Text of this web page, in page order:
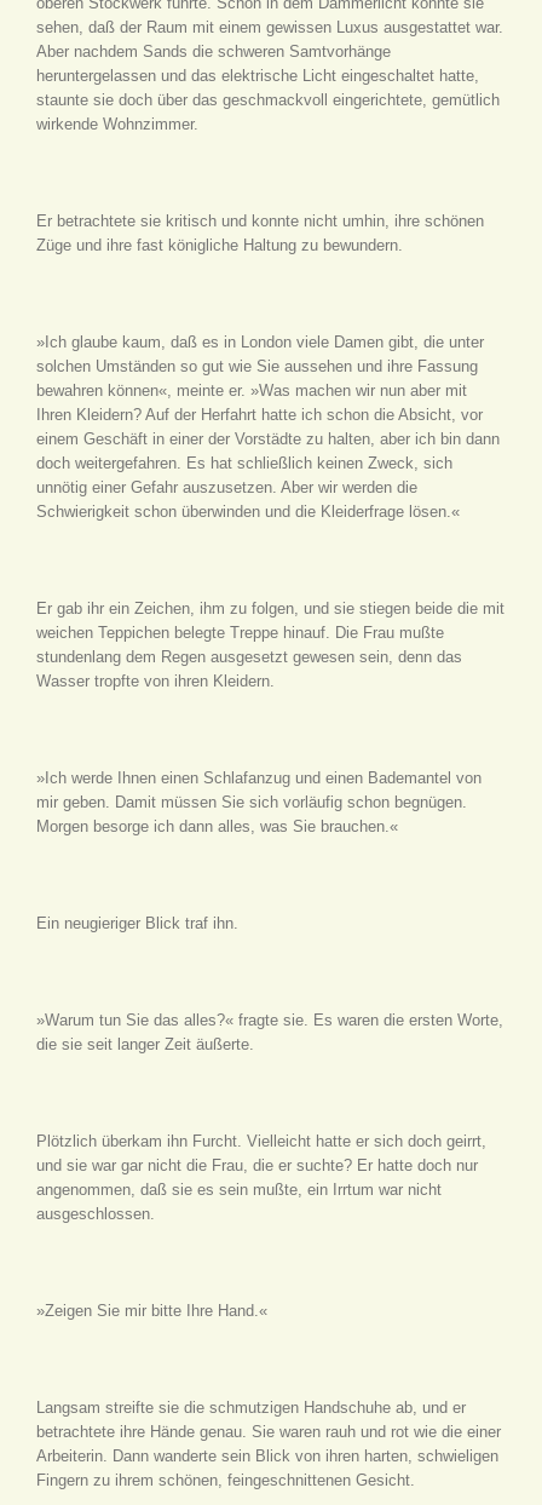
sehen, daß der Raum mit einem gewissen Luxus ausgestattet war.
Aber nachdem Sands die schweren Samtvorhänge
heruntergelassen und das elektrische Licht eingeschaltet hatte,
staunte sie doch über das geschmackvoll eingerichtete, gemütlich
wirkende Wohnzimmer.
Er betrachtete sie kritisch und konnte nicht umhin, ihre schönen
Züge und ihre fast königliche Haltung zu bewundern.
»Ich glaube kaum, daß es in London viele Damen gibt, die unter
solchen Umständen so gut wie Sie aussehen und ihre Fassung
bewahren können«, meinte er. »Was machen wir nun aber mit
Ihren Kleidern? Auf der Herfahrt hatte ich schon die Absicht, vor
einem Geschäft in einer der Vorstädte zu halten, aber ich bin dann
doch weitergefahren. Es hat schließlich keinen Zweck, sich
unnötig einer Gefahr auszusetzen. Aber wir werden die
Schwierigkeit schon überwinden und die Kleiderfrage lösen.«
Er gab ihr ein Zeichen, ihm zu folgen, und sie stiegen beide die mit
weichen Teppichen belegte Treppe hinauf. Die Frau mußte
stundenlang dem Regen ausgesetzt gewesen sein, denn das
Wasser tropfte von ihren Kleidern.
»Ich werde Ihnen einen Schlafanzug und einen Bademantel von
mir geben. Damit müssen Sie sich vorläufig schon begnügen.
Morgen besorge ich dann alles, was Sie brauchen.«
Ein neugieriger Blick traf ihn.
»Warum tun Sie das alles?« fragte sie. Es waren die ersten Worte,
die sie seit langer Zeit äußerte.
Plötzlich überkam ihn Furcht. Vielleicht hatte er sich doch geirrt,
und sie war gar nicht die Frau, die er suchte? Er hatte doch nur
angenommen, daß sie es sein mußte, ein Irrtum war nicht
ausgeschlossen.
»Zeigen Sie mir bitte Ihre Hand.«
Langsam streifte sie die schmutzigen Handschuhe ab, und er
betrachtete ihre Hände genau. Sie waren rauh und rot wie die einer
Arbeiterin. Dann wanderte sein Blick von ihren harten, schwieligen
Fingern zu ihrem schönen, feingeschnittenen Gesicht.